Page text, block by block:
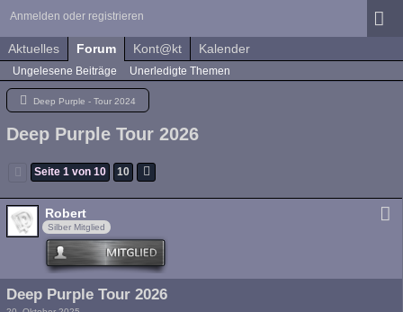
Anmelden oder registrieren
Aktuelles Forum Kont@kt Kalender
Ungelesene Beiträge Unerledigte Themen
Deep Purple - Tour 2024
Deep Purple Tour 2026
Seite 1 von 10 10
Robert
Silber Mitglied
Deep Purple Tour 2026